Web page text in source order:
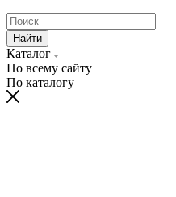
Найти
Каталог
По всему сайту
По каталогу